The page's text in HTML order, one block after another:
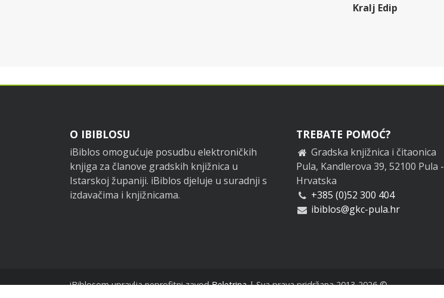
Kralj Edip
Footer
O IBIBLOSU
iBiblos omogućuje posudbu elektroničkih
knjiga za članove gradskih knjižnica u
Istarskoj županiji. iBiblos djeluje u suradnji s
izdavačima i knjižnicama.
TREBATE POMOĆ?
Gradska knjižnica i čitaonica
Pula, Kandlerova 39, 52100 Pula -
Hrvatska
+385 (0)52 300 404
ibiblos@gkc-pula.hr
iBiblosom upravlja neprofitni zavodBeletrina| Sva prava pridržana 2013-2026 ©